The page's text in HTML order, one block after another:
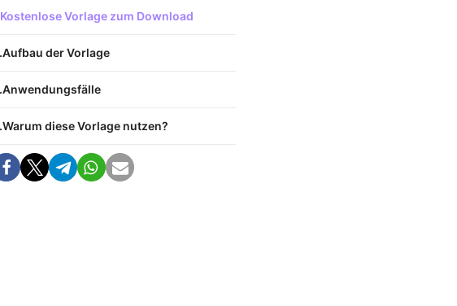
Kostenlose Vorlage zum Download
Aufbau der Vorlage
Anwendungsfälle
Warum diese Vorlage nutzen?